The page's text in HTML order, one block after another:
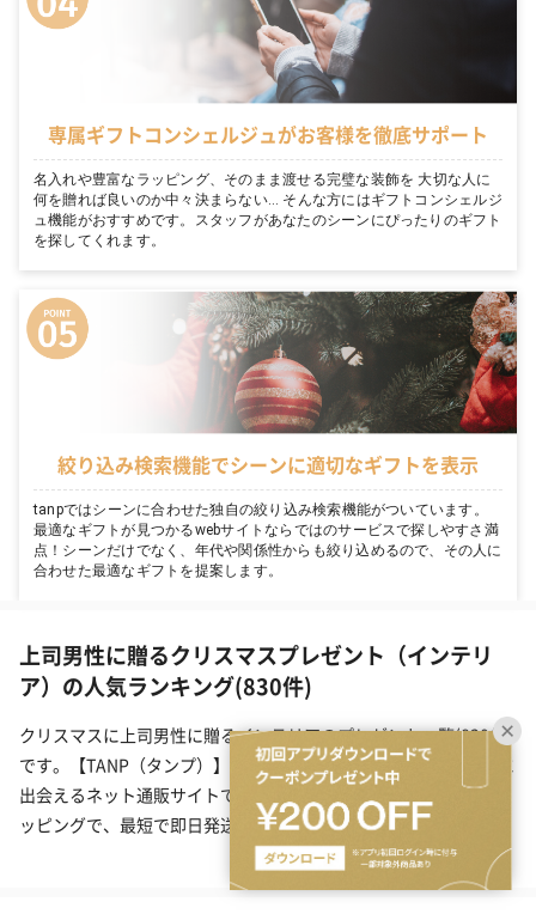
専属ギフトコンシェルジュがお客様を徹底サポート
名入れや豊富なラッピング、そのまま渡せる完璧な装飾を 大切な人に
何を贈れば良いのか中々決まらない… そんな方にはギフトコンシェルジ
ュ機能がおすすめです。スタッフがあなたのシーンにぴったりのギフト
を探してくれます。
絞り込み検索機能でシーンに適切なギフトを表示
tanpではシーンに合わせた独自の絞り込み検索機能がついています。
最適なギフトが見つかるwebサイトならではのサービスで探しやすさ満
点！シーンだけでなく、年代や関係性からも絞り込めるので、その人に
合わせた最適なギフトを提案します。
上司男性に贈るクリスマスプレゼント（インテリ
ア）の人気ランキング(830件)
クリスマスに上司男性に贈るインテリアのプレゼント一覧(830件)
です。【TANP（タンプ）】は大切な日にぴったりな「ギフト」に
出会えるネット通販サイトです。こだわりの商品をこだわりのラ
ッピングで、最短で即日発送にてご対応いたします。